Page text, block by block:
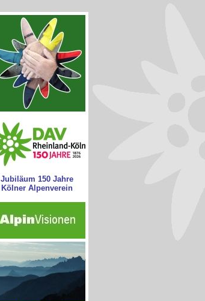
Jubiläum 150 Jahre
Kölner Alpenverein